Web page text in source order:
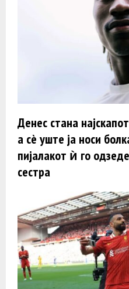
Денес стана
а сè уште ја носи
пијалакот ѝ го
сестра